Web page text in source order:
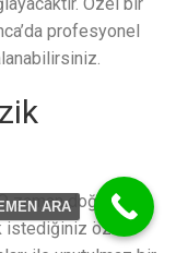
profesyonel
zaman doğru
özel
ARA